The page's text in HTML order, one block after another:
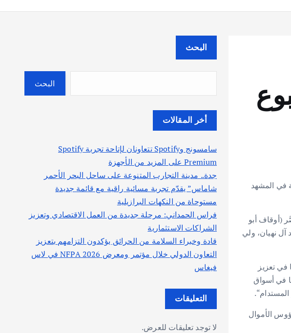
في المشهد
(أوقاف أبو
آل نهيان، ولي
في تعزيز
في أسواق
الأموال
البحث
البحث
أخر المقالات
سامسونج وSpotify تتعاونان لإتاحة تجربة Spotify
Premium على المزيد من الأجهزة
جدة.. مدينة التجارب المتنوعة على ساحل البحر الأحمر
شاماس” يقدّم تجربة مسائية راقية مع قائمة جديدة
مستوحاة من النكهات البرازيلية
فراس الحمداني: مرحلة جديدة من العمل الاقتصادي وتعزيز
الشراكات الاستثمارية
قادة وخبراء السلامة من الحرائق يؤكدون التزامهم بتعزيز
التعاون الدولي خلال مؤتمر ومعرض NFPA 2026 في لاس
فيغاس
التعليقات
لا توجد تعليقات للعرض.